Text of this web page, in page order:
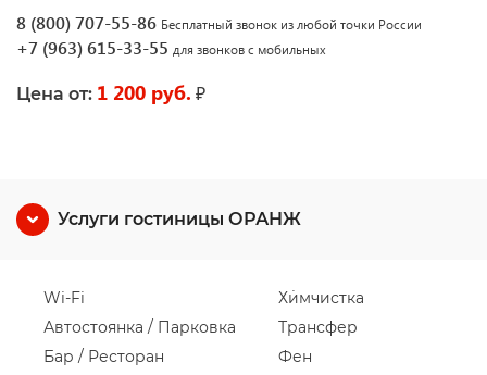
8 (800) 707-55-86 Бесплатный звонок из любой точки России
+7 (963) 615-33-55 для звонков с мобильных
Цена от: 1 200 руб. ₽
Услуги гостиницы ОРАНЖ
Wi-Fi
Автостоянка / Парковка
Бар / Ресторан
Химчистка
Трансфер
Фен